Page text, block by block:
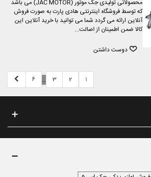
محصولاتی تولیدی جک موتور (JAC MOTOR) می باشد
که توسط فروشگاه اینترنتی هادی پارت به صورت فروش
آنلاین ارائه می گردد شما می توانید با خرید آنلاین این
کالا ضمن اطمینان از اصالت...
دوست داشتن
1
2
3
…
6